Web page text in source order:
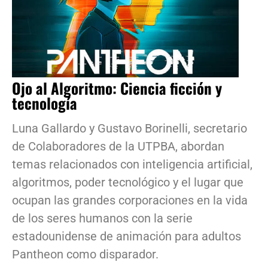
Ojo al Algoritmo: Ciencia ficción y
tecnología
Luna Gallardo y Gustavo Borinelli, secretario
de Colaboradores de la UTPBA, abordan
temas relacionados con inteligencia artificial,
algoritmos, poder tecnológico y el lugar que
ocupan las grandes corporaciones en la vida
de los seres humanos con la serie
estadounidense de animación para adultos
Pantheon como disparador.